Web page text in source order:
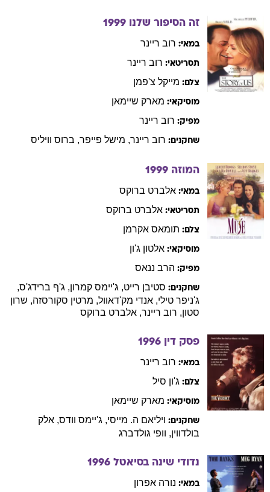
זה הסיפור שלנו 1999
במאי: רוב ריינר
תסריטאי: רוב ריינר
צלם: מייקל צ'פמן
מוסיקאי: מארק שיימאן
מפיק: רוב ריינר
שחקנים: רוב ריינר, מישל פייפר, ברוס וויליס
המוזה 1999
במאי: אלברט ברוקס
תסריטאי: אלברט ברוקס
צלם: תומאס אקרמן
מוסיקאי: אלטון ג'ון
מפיק: הרב ננאס
שחקנים: סטיבן רייט, ג'יימס קמרון, ג'ף ברידג'ס,
ג'ניפר טילי, אנדי מק'דאוול, מרטין סקורסזה, שרון
סטון, רוב ריינר, אלברט ברוקס
פסק דין 1996
במאי: רוב ריינר
צלם: ג'ון סיל
מוסיקאי: מארק שיימאן
שחקנים: ויליאם ה. מייסי, ג'יימס וודס, אלק
בולדווין, וופי גולדברג
נדודי שינה בסיאטל 1996
במאי: נורה אפרון